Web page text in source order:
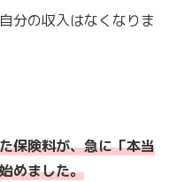
分の収入はなくなりま
保険料が、急に「本当
めました。